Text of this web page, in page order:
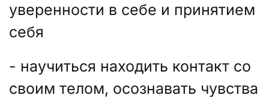
уверенности в себе и принятием
себя
- научиться находить контакт со
своим телом, осознавать чувства